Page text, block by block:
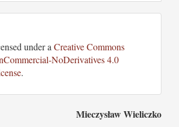
under a Creative Commons
NoDerivatives 4.0
.
Mieczysław Wieliczko